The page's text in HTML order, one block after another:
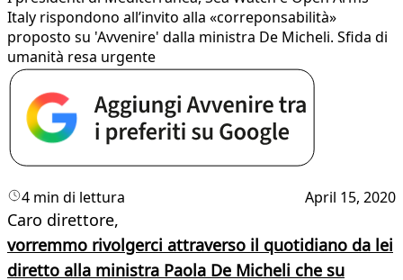
Italy rispondono all’invito alla «correponsabilità»
proposto su 'Avvenire' dalla ministra De Micheli. Sfida di
umanità resa urgente
4 min di lettura April 15, 2020
Caro direttore, ​
vorremmo rivolgerci attraverso il quotidiano da lei
diretto alla ministra Paola De Micheli che su